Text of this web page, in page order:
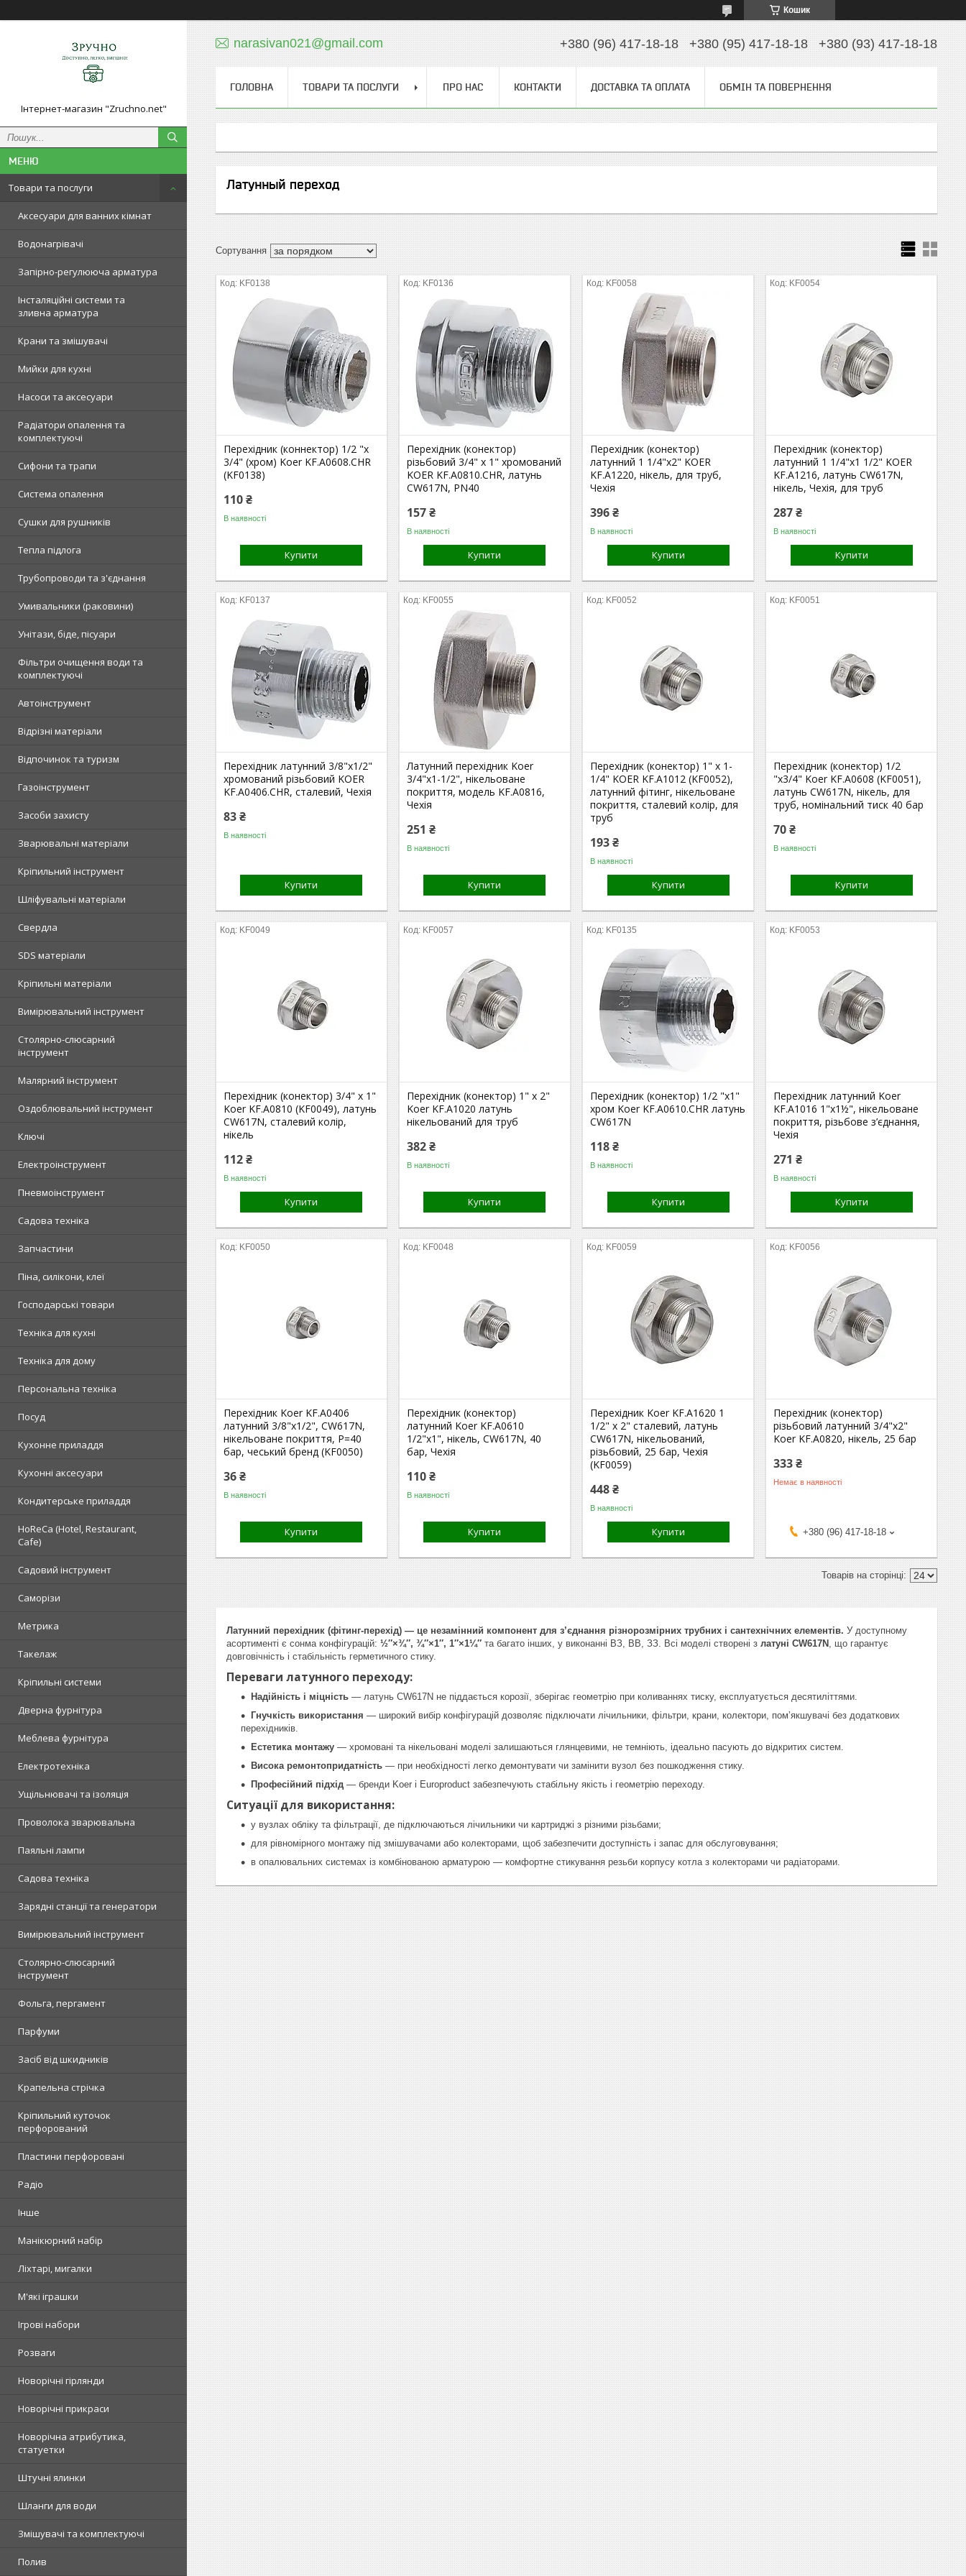
Кошик
Інтернет-магазин "Zruchno.net"
Товари та послуги
Аксесуари для ванних кімнат
Водонагрівачі
Запірно-регулююча арматура
Інсталяційні системи та
зливна арматура
Крани та змішувачі
Мийки для кухні
Насоси та аксесуари
Радіатори опалення та
комплектуючі
Сифони та трапи
Система опалення
Сушки для рушників
Тепла підлога
Трубопроводи та з'єднання
Умивальники (раковини)
Унітази, біде, пісуари
Фільтри очищення води та
комплектуючі
Автоінструмент
Відрізні матеріали
Відпочинок та туризм
Газоінструмент
Засоби захисту
Зварювальні матеріали
Кріпильний інструмент
Шліфувальні матеріали
Свердла
SDS матеріали
Кріпильні матеріали
Вимірювальний інструмент
Столярно-слюсарний
інструмент
Малярний інструмент
Оздоблювальний інструмент
Ключі
Електроінструмент
Пневмоінструмент
Садова техніка
Запчастини
Піна, силікони, клеї
Господарські товари
Техніка для кухні
Техніка для дому
Персональна техніка
Посуд
Кухонне приладдя
Кухонні аксесуари
Кондитерське приладдя
HoReCa (Hotel, Restaurant,
Cafe)
Садовий інструмент
Саморізи
Метрика
Такелаж
Кріпильні системи
Дверна фурнітура
Меблева фурнітура
Електротехніка
Ущільнювачі та ізоляція
Проволока зварювальна
Паяльні лампи
Садова техніка
Зарядні станції та генератори
Вимірювальний інструмент
Столярно-слюсарний
інструмент
Фольга, пергамент
Парфуми
Засіб від шкидників
Крапельна стрічка
Кріпильний куточок
перфорований
Пластини перфоровані
Радіо
Інше
Манікюрний набір
Ліхтарі, мигалки
М'які іграшки
Ігрові набори
Розваги
Новорічні гірлянди
Новорічні прикраси
Новорічна атрибутика,
статуетки
Штучні ялинки
Шланги для води
Змішувачі та комплектуючі
Полив
narasivan021@gmail.com +380 (96) 417-18-18 +380 (95) 417-18-18 +380 (93) 417-18-18
ГОЛОВНА ТОВАРИ ТА ПОСЛУГИ ПРО НАС КОНТАКТИ ДОСТАВКА ТА ОПЛАТА ОБМІН ТА ПОВЕРНЕННЯ
Латунный переход
KF0138
Перехідник (коннектор) 1/2 "х
3/4" (хром) Koer KF.A0608.CHR
(KF0138)
110 ₴
В наявності
Купити
KF0136
Перехідник (конектор)
різьбовий 3/4" х 1" хромований
KOER KF.A0810.CHR, латунь
CW617N, PN40
157 ₴
В наявності
Купити
KF0058
Перехідник (конектор)
латунний 1 1/4"x2" KOER
KF.A1220, нікель, для труб,
Чехія
396 ₴
В наявності
Купити
KF0054
Перехідник (конектор)
латунний 1 1/4"x1 1/2" KOER
KF.A1216, латунь CW617N,
нікель, Чехія, для труб
287 ₴
В наявності
Купити
KF0137
Перехідник латунний 3/8"x1/2"
хромований різьбовий KOER
KF.A0406.CHR, сталевий, Чехія
83 ₴
В наявності
Купити
KF0055
Латунний перехідник Koer
3/4"x1-1/2", нікельоване
покриття, модель KF.A0816,
Чехія
251 ₴
В наявності
Купити
KF0052
Перехідник (конектор) 1" x 1-
1/4" KOER KF.A1012 (KF0052),
латунний фітинг, нікельоване
покриття, сталевий колір, для
труб
193 ₴
В наявності
Купити
KF0051
Перехідник (конектор) 1/2
"x3/4" Koer KF.A0608 (KF0051),
латунь CW617N, нікель, для
труб, номінальний тиск 40 бар
70 ₴
В наявності
Купити
KF0049
Перехідник (конектор) 3/4" х 1"
Koer KF.A0810 (KF0049), латунь
CW617N, сталевий колір,
нікель
112 ₴
В наявності
Купити
KF0057
Перехідник (конектор) 1" x 2"
Koer KF.A1020 латунь
нікельований для труб
382 ₴
В наявності
Купити
KF0135
Перехідник (конектор) 1/2 "х1"
хром Koer KF.A0610.CHR латунь
CW617N
118 ₴
В наявності
Купити
KF0053
Перехідник латунний Koer
KF.A1016 1"x1½", нікельоване
покриття, різьбове з’єднання,
Чехія
271 ₴
В наявності
Купити
KF0050
Перехідник Koer KF.A0406
латунний 3/8"x1/2", CW617N,
нікельоване покриття, P=40
бар, чеський бренд (KF0050)
36 ₴
В наявності
Купити
KF0048
Перехідник (конектор)
латунний Koer KF.A0610
1/2"x1", нікель, CW617N, 40
бар, Чехія
110 ₴
В наявності
Купити
KF0059
Перехідник Koer KF.A1620 1
1/2" x 2" сталевий, латунь
CW617N, нікельований,
різьбовий, 25 бар, Чехія
(KF0059)
448 ₴
В наявності
Купити
KF0056
Перехідник (конектор)
різьбовий латунний 3/4"x2"
Koer KF.A0820, нікель, 25 бар
333 ₴
Немає в наявності
+380 (96) 417-18-18
Латунний перехідник (фітинг-перехід) — це незамінний компонент для з’єднання різнорозмірних трубних і сантехнічних елементів. У доступному
асортименті є сонма конфігурацій: ½″×¾″, ¾″×1″, 1″×1¼″ та багато інших, у виконанні ВЗ, ВВ, ЗЗ. Всі моделі створені з латуні CW617N , що гарантує
довговічність і стабільність герметичного стику.
Переваги латунного переходу:
Надійність і міцність — латунь CW617N не піддається корозії, зберігає геометрію при коливаннях тиску, експлуатується десятиліттями.
Гнучкість використання — широкий вибір конфігурацій дозволяє підключати лічильники, фільтри, крани, колектори, пом’якшувачі без додаткових
перехідників.
Естетика монтажу — хромовані та нікельовані моделі залишаються глянцевими, не темніють, ідеально пасують до відкритих систем.
Висока ремонтопридатність — при необхідності легко демонтувати чи замінити вузол без пошкодження стику.
Професійний підхід — бренди Koer і Europroduct забезпечують стабільну якість і геометрію переходу.
Ситуації для використання:
у вузлах обліку та фільтрації, де підключаються лічильники чи картриджі з різними різьбами;
для рівномірного монтажу під змішувачами або колекторами, щоб забезпечити доступність і запас для обслуговування;
в опалювальних системах із комбінованою арматурою — комфортне стикування резьби корпусу котла з колекторами чи радіаторами.